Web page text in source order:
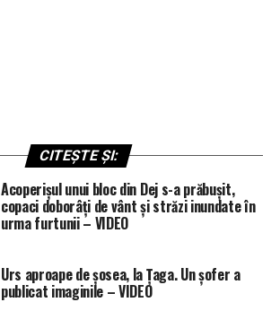
CITEȘTE ȘI:
Acoperișul unui bloc din Dej s-a prăbușit,
copaci doborâți de vânt și străzi inundate în
urma furtunii – VIDEO
Urs aproape de șosea, la Țaga. Un șofer a
publicat imaginile – VIDEO